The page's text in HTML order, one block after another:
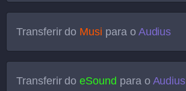
Transferir do Musi para o Audius
Transferir doeSound para o Audius